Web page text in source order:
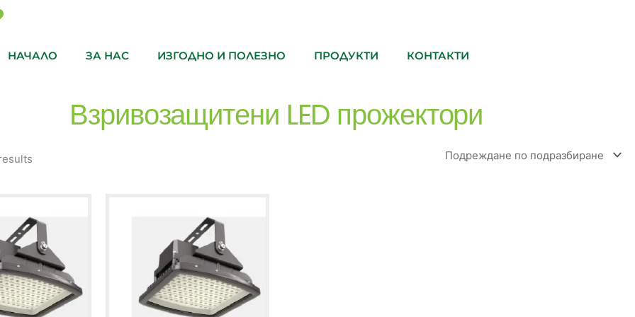
НАЧАЛО
ЗА НАС ИЗГОДНО И ПОЛЕЗНО ПРОДУКТИ КОНТАКТИ
Взривозащитени LED прожектори